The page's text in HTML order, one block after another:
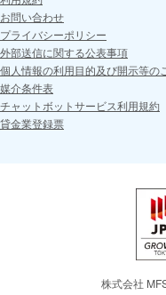
お問い合わせ
プライバシーポリシー
外部送信に関する公表事項
個人情報の利用目的及び開示等の
媒介条件表
チャットボットサービス利用規約
貸金業登録票
株式会社